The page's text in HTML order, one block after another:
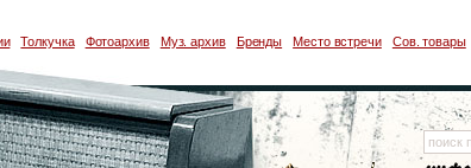
Толкучка Фотоархив Муз. архив Бренды Место встречи Сов. товары